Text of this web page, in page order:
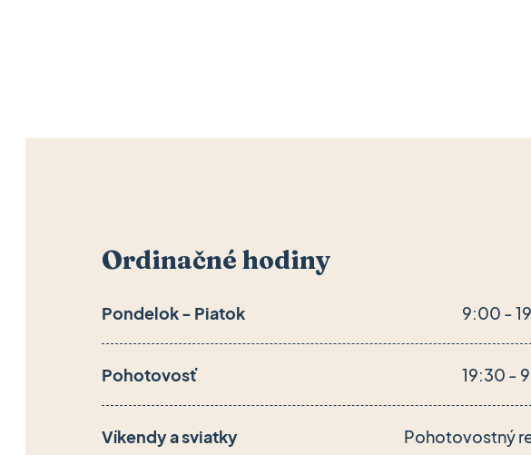
Ordinačné hodiny
Pondelok - Piatok 9:00 -
Pohotovosť 19:30 -
Víkendy a sviatky Pohotovostný